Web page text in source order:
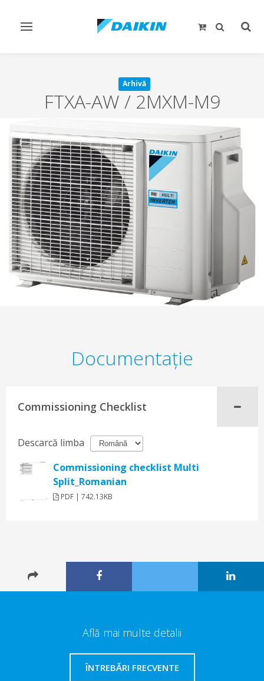
Comutare
Arhivă
FTXA-AW / 2MXM-M9
Documentaţie
Commissioning Checklist
Descarcă limba
Commissioning checklist Multi
Split_Romanian
PDF | 742.13KB
Află mai multe detalii
ÎNTREBĂRI FRECVENTE